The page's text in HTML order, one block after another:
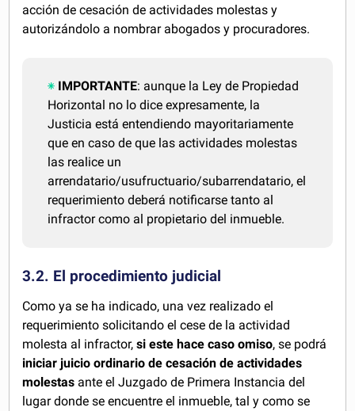
acción de cesación de actividades molestas y
autorizándolo a nombrar abogados y procuradores.
IMPORTANTE: aunque la Ley de Propiedad
Horizontal no lo dice expresamente, la
Justicia está entendiendo mayoritariamente
que en caso de que las actividades molestas
las realice un
arrendatario/usufructuario/subarrendatario, el
requerimiento deberá notificarse tanto al
infractor como al propietario del inmueble.
3.2. El procedimiento judicial
Como ya se ha indicado, una vez realizado el
requerimiento solicitando el cese de la actividad
molesta al infractor,si este hace caso omiso, se podrá
iniciar juicio ordinario de cesación de actividades
molestas ante el Juzgado de Primera Instancia del
lugar donde se encuentre el inmueble, tal y como se